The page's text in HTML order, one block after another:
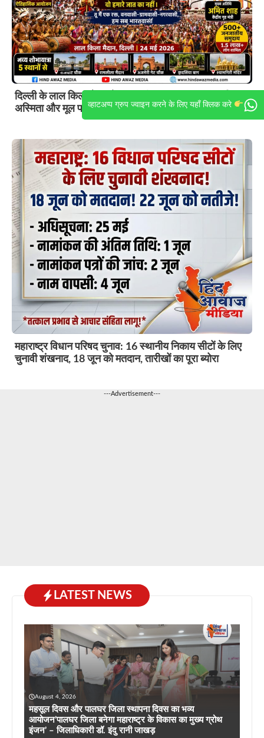
व्हाटअप्प ग्रुप ज्वाइन करने के लिए यहाँ क्लिक करे
दिल्ली के लाल किला मैदान में जनजातीय महासमागम: सांस्कृतिक
अस्मिता और मूल परंपराओं को बचाने की गूंजनई दिल्ली:
महाराष्ट्र विधान परिषद चुनाव: 16 स्थानीय निकाय सीटों के लिए
चुनावी शंखनाद, 18 जून को मतदान, तारीखों का पूरा ब्योरा
---Advertisement---
LATEST NEWS
August 4, 2026
महसूल दिवस और पालघर जिला स्थापना दिवस का भव्य
आयोजन’पालघर जिला बनेगा महाराष्ट्र के विकास का मुख्य ग्रोथ
इंजन’ – जिलाधिकारी डॉ. इंदु रानी जाखड़